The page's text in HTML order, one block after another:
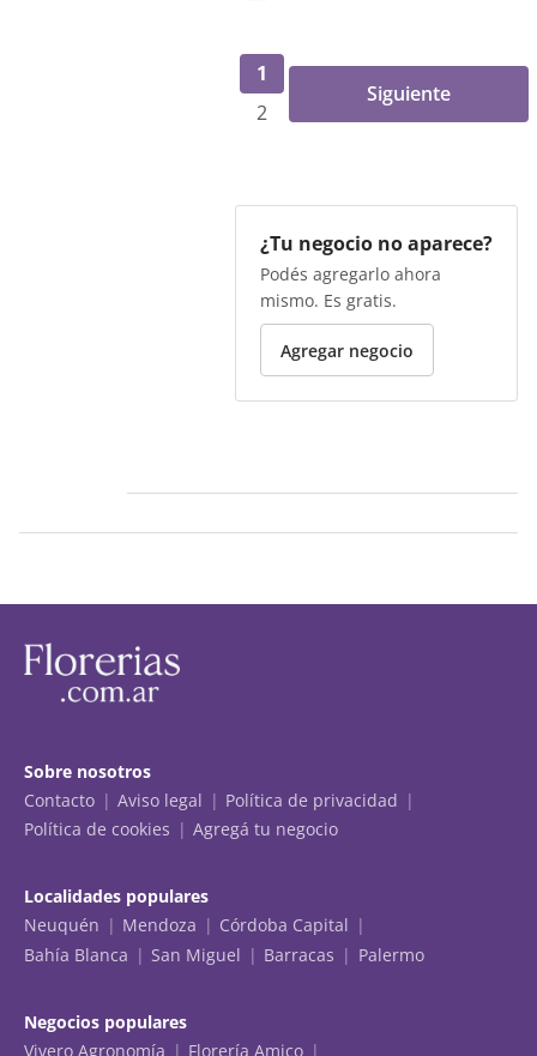
1
2
Siguiente
¿Tu negocio no aparece?
Podés agregarlo ahora
mismo. Es gratis.
Agregar negocio
Sobre nosotros
Contacto
Aviso legal
Política de privacidad
Política de cookies
Agregá tu negocio
Localidades populares
Neuquén
Mendoza
Córdoba Capital
Bahía Blanca
San Miguel Barracas Palermo
Negocios populares
Vivero Agronomía
Florería Amico